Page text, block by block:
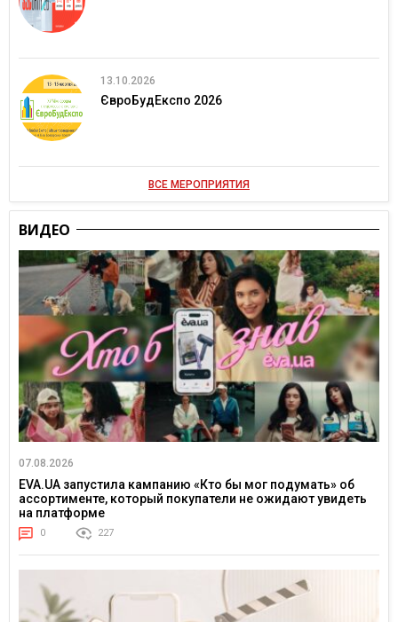
13.10.2026
ЄвроБудЕкспо 2026
ВСЕ МЕРОПРИЯТИЯ
ВИДЕО
07.08.2026
EVA.UA запустила кампанию «Кто бы мог подумать» об
ассортименте, который покупатели не ожидают увидеть
на платформе
0 227